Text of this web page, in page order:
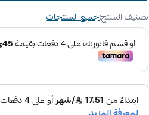
تصنيف المنتج:جميع المنتجات